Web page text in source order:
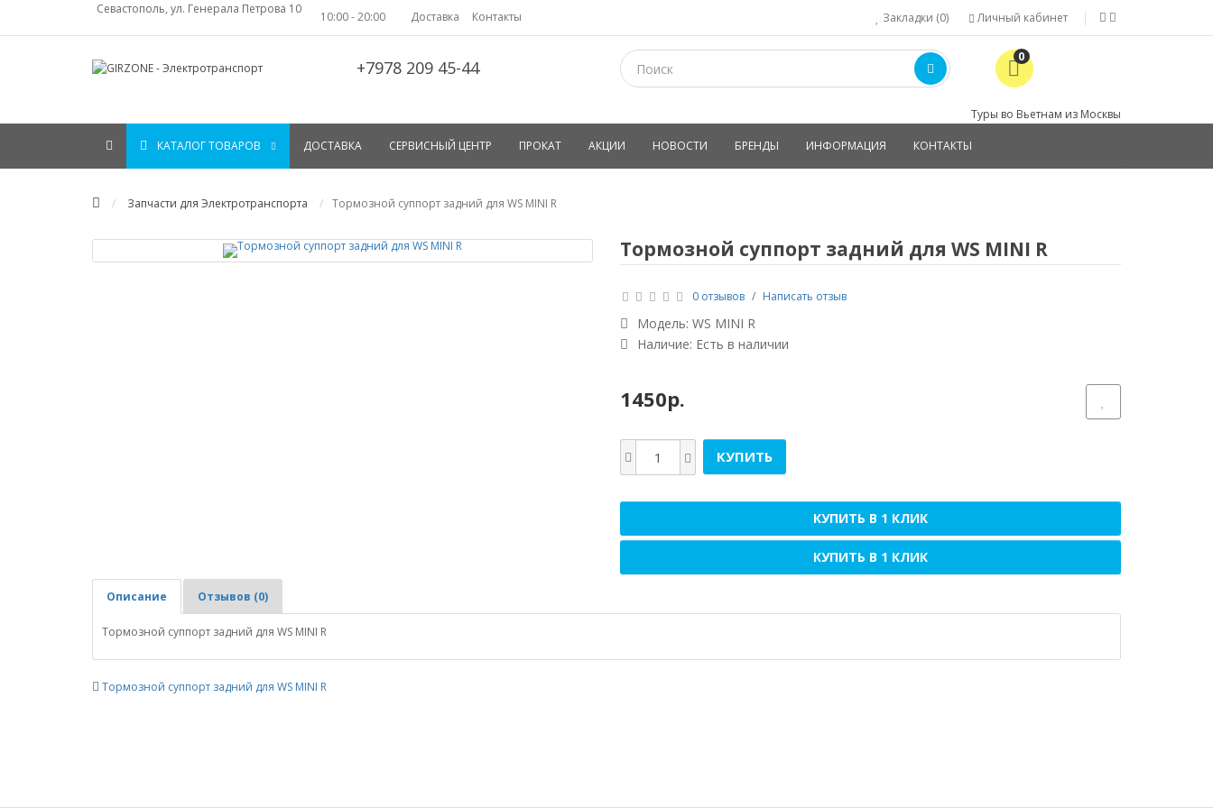
Севастополь, ул. Генерала Петрова 10
10:00 - 20:00 Доставка Контакты Личный кабинет
Закладки (0)
+7978 209 45-44 0
Туры во Вьетнам из Москвы
КАТАЛОГ ТОВАРОВ ДОСТАВКА СЕРВИСНЫЙ ЦЕНТР ПРОКАТ АКЦИИ НОВОСТИ БРЕНДЫ ИНФОРМАЦИЯ КОНТАКТЫ
Запчасти для Электротранспорта Тормозной суппорт задний для WS MINI R
Тормозной суппорт задний для WS MINI R
0 отзывов / Написать отзыв
Модель: WS MINI R
Наличие: Есть в наличии
1450р.
КУПИТЬ
КУПИТЬ В 1 КЛИК
КУПИТЬ В 1 КЛИК
Описание Отзывов (0)
Тормозной суппорт задний для WS MINI R
Тормозной суппорт задний для WS MINI R